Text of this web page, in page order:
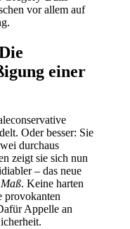
vor allem auf
einer
Oder besser: Sie
durchaus
zeigt sie sich nun
– das neue
. Keine harten
provokanten
Appelle an